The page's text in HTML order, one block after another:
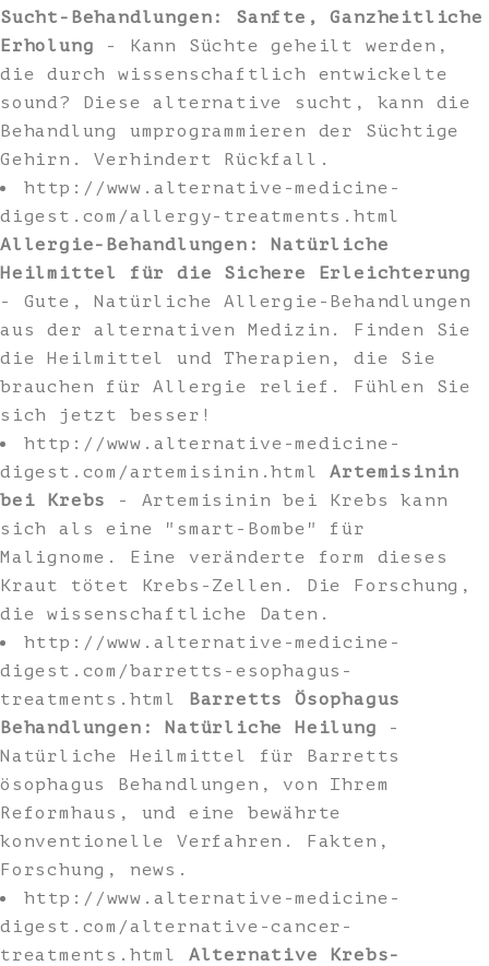
Sucht-Behandlungen: Sanfte, Ganzheitliche
Erholung - Kann Süchte geheilt werden,
die durch wissenschaftlich entwickelte
sound? Diese alternative sucht, kann die
Behandlung umprogrammieren der Süchtige
Gehirn. Verhindert Rückfall.
http://www.alternative-medicine-
digest.com/allergy-treatments.html
Allergie-Behandlungen: Natürliche
Heilmittel für die Sichere Erleichterung
- Gute, Natürliche Allergie-Behandlungen
aus der alternativen Medizin. Finden Sie
die Heilmittel und Therapien, die Sie
brauchen für Allergie relief. Fühlen Sie
sich jetzt besser!
http://www.alternative-medicine-
digest.com/artemisinin.htmlArtemisinin
bei Krebs
- Artemisinin bei Krebs kann
sich als eine "smart-Bombe" für
Malignome. Eine veränderte form dieses
Kraut tötet Krebs-Zellen. Die Forschung,
die wissenschaftliche Daten.
http://www.alternative-medicine-
digest.com/barretts-esophagus-
treatments.html
Barretts Ösophagus
Behandlungen: Natürliche Heilung -
Natürliche Heilmittel für Barretts
ösophagus Behandlungen, von Ihrem
Reformhaus, und eine bewährte
konventionelle Verfahren. Fakten,
Forschung, news.
http://www.alternative-medicine-
digest.com/alternative-cancer-
treatments.html Alternative Krebs-